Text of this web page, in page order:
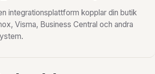
integrationsplattform kopplar din butik
Visma, Business Central och andra